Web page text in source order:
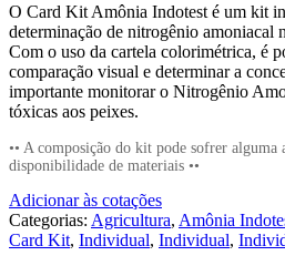
O Card Kit Amônia Indotest é um kit
determinação de nitrogênio amoniacal
Com o uso da cartela colorimétrica, é
comparação visual e determinar a
importante monitorar o Nitrogênio
tóxicas aos peixes.
•• A composição do kit pode sofrer alguma
disponibilidade de materiais ••
Adicionar às cotações
Categorias: Agricultura, Amônia
Card Kit, Individual, Individual,